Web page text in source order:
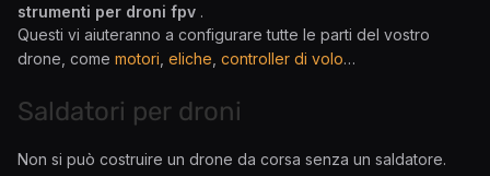
strumenti per droni fpv .
Questi vi aiuteranno a configurare tutte le parti del vostro
drone, come motori eliche controller di volo…
Saldatori per droni
Non si può costruire un drone da corsa senza un saldatore.